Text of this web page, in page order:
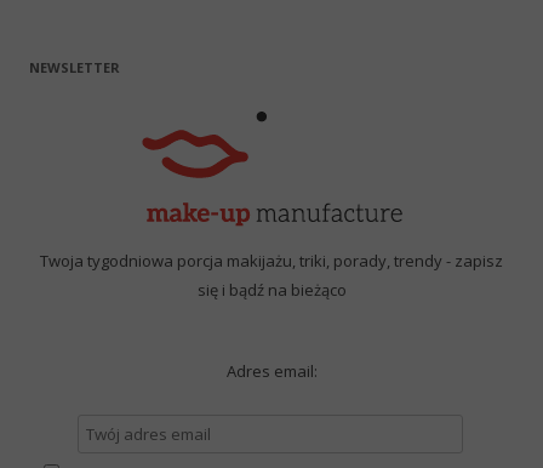
NEWSLETTER
Twoja tygodniowa porcja makijażu, triki, porady, trendy - zapisz
się i bądź na bieżąco
Adres email: